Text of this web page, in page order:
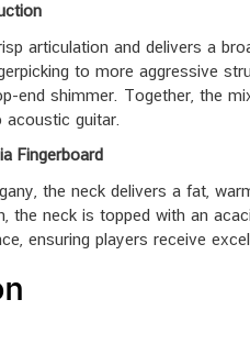
articulation and delivers a
to more aggressive
end shimmer. Together, the
guitar.
Fingerboard
the neck delivers a fat,
the neck is topped with an
ensuring players receive